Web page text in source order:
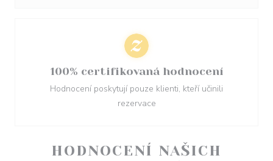
HODNOCENÍ NAŠICH
100% certifikovaná hodnocení
Hodnocení poskytují pouze klienti, kteří učinili
rezervace